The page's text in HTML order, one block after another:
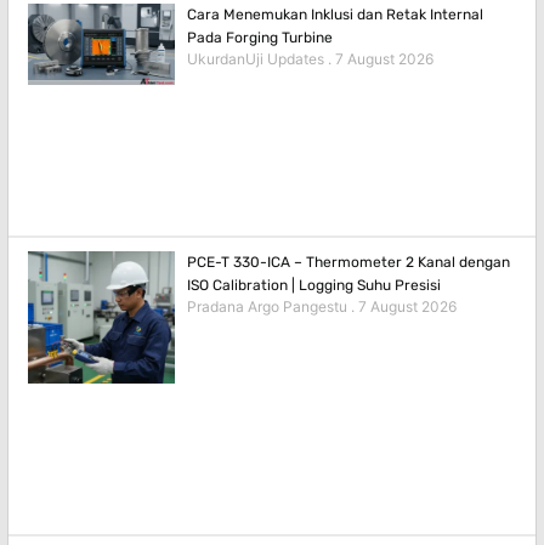
Cara Menemukan Inklusi dan Retak Internal
Pada Forging Turbine
UkurdanUji Updates 7 August 2026
PCE-T 330-ICA – Thermometer 2 Kanal dengan
ISO Calibration | Logging Suhu Presisi
Pradana Argo Pangestu 7 August 2026